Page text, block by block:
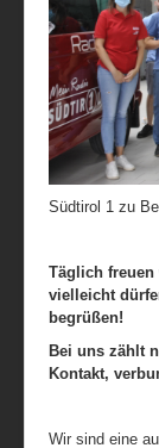
Südtirol 1 zu
Täglich freuen
vielleicht
begrüßen!
Bei uns zählt
Kontakt,
Wir sind eine